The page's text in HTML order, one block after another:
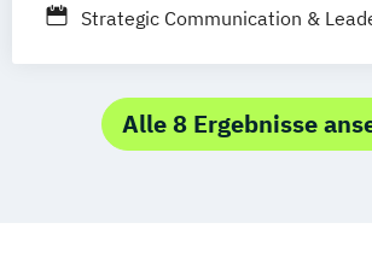
Public Relations und Digitales
Creation
Vollzeit
Strategic Communication &
Alle 8 Ergebnisse